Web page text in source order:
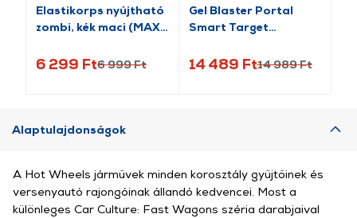
Elastikorps nyújtható
zombi, kék maci (MAX-
6 299 Ft6 999 Ft
Gel Blaster Portal
Smart Target
14 489 Ft14 989 Ft
Alaptulajdonságok
A Hot Wheels járművek minden korosztály gyűjtőinek és
versenyautó rajongóinak állandó kedvencei. Most a
különleges Car Culture: Fast Wagons széria darabjaival